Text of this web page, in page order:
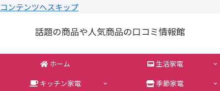
コンテンツへスキップ
話題の商品や人気商品の口コミ情報館
ホーム
生活家電
キッチン家電
季節家電